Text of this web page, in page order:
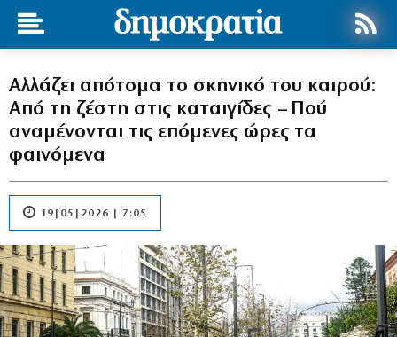
Αλλάζει απότομα το σκηνικό του καιρού:
Από τη ζέστη στις καταιγίδες – Πού
αναμένονται τις επόμενες ώρες τα
φαινόμενα
19|05|2026 | 7:05